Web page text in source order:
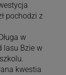
pochodzi z
w
lasu Bzie w
kwestia